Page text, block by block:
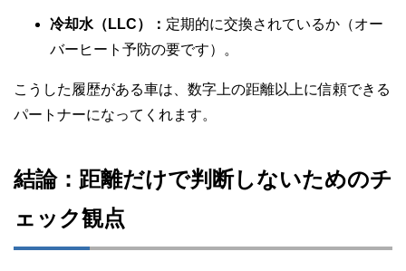
冷却水（LLC）： 定期的に交換されているか（オー
バーヒート予防の要です）。
こうした履歴がある車は、数字上の距離以上に信頼できる
パートナーになってくれます。
結論：距離だけで判断しないためのチ
ェック観点